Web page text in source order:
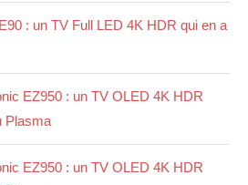
: un TV Full LED 4K HDR qui en a
EZ950 : un TV OLED 4K HDR
Plasma
EZ950 : un TV OLED 4K HDR